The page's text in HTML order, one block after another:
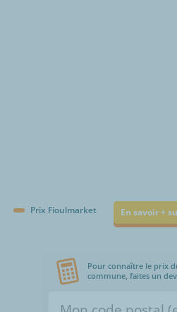
Prix Fioulmarket En savoir +
Pour connaître le prix
commune, faites un